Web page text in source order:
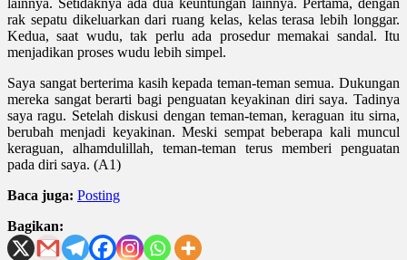
lainnya. Setidaknya ada dua keuntungan lainnya. Pertama, dengan
rak sepatu dikeluarkan dari ruang kelas, kelas terasa lebih longgar.
Kedua, saat wudu,tak perlu ada prosedur memakai sandal. Itu
menjadikan proses wudu lebih simpel.
Saya sangat berterima kasih kepada teman-teman semua. Dukungan
mereka sangat berarti bagi penguatan keyakinan diri saya. Tadinya
saya ragu. Setelah diskusi dengan teman-teman, keraguan itu sirna,
berubah menjadi keyakinan. Meski sempat beberapa kali muncul
keraguan, alhamdulillah, teman-teman terus memberi penguatan
pada diri saya. (A1)
Baca juga: Posting
Bagikan: